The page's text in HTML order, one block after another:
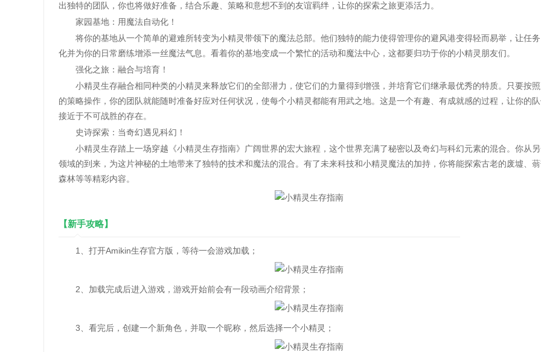
出独特的团队，你也将做好准备，结合乐趣、策略和意想不到的友谊羁绊，让你的探索之旅更添活力。
家园基地：用魔法自动化！
将你的基地从一个简单的避难所转变为小精灵带领下的魔法总部。他们独特的能力使得管理你的避风港变得轻而易举，让任
化并为你的日常磨练增添一丝魔法气息。看着你的基地变成一个繁忙的活动和魔法中心，这都要归功于你的小精灵朋友们。
强化之旅：融合与培育！
小精灵生存融合相同种类的小精灵来释放它们的全部潜力，使它们的力量得到增强，并培育它们继承最优秀的特质。只要按
的策略操作，你的团队就能随时准备好应对任何状况，使每个小精灵都能有用武之地。这是一个有趣、有成就感的过程，让你的
接近于不可战胜的存在。
史诗探索：当奇幻遇见科幻！
小精灵生存踏上一场穿越《小精灵生存指南》广阔世界的宏大旅程，这个世界充满了秘密以及奇幻与科幻元素的混合。你从
领域的到来，为这片神秘的土地带来了独特的技术和魔法的混合。有了未来科技和小精灵魔法的加持，你将能探索古老的废墟、
森林等等精彩内容。
【新手攻略】
1、打开Amikin生存官方版，等待一会游戏加载；
2、加载完成后进入游戏，游戏开始前会有一段动画介绍背景；
3、看完后，创建一个新角色，并取一个昵称，然后选择一个小精灵；